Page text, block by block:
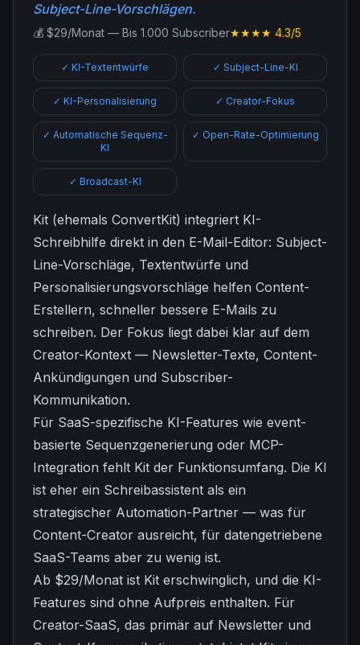
Subject-Line-Vorschlägen.
💰 $29/Monat — Bis 1.000 Subscriber★★★★ 4.3/5
✓ KI-Textentwürfe ✓ Subject-Line-KI
✓ KI-Personalisierung ✓ Creator-Fokus
✓ Automatische Sequenz-
KI
✓ Open-Rate-Optimierung
✓ Broadcast-KI
Kit (ehemals ConvertKit) integriert KI-
Schreibhilfe direkt in den E-Mail-Editor: Subject-
Line-Vorschläge, Textentwürfe und
Personalisierungsvorschläge helfen Content-
Erstellern, schneller bessere E-Mails zu
schreiben. Der Fokus liegt dabei klar auf dem
Creator-Kontext — Newsletter-Texte, Content-
Ankündigungen und Subscriber-
Kommunikation.
Für SaaS-spezifische KI-Features wie event-
basierte Sequenzgenerierung oder MCP-
Integration fehlt Kit der Funktionsumfang. Die KI
ist eher ein Schreibassistent als ein
strategischer Automation-Partner — was für
Content-Creator ausreicht, für datengetriebene
SaaS-Teams aber zu wenig ist.
Ab $29/Monat ist Kit erschwinglich, und die KI-
Features sind ohne Aufpreis enthalten. Für
Creator-SaaS, das primär auf Newsletter und